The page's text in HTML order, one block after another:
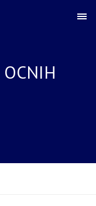
OCNIH